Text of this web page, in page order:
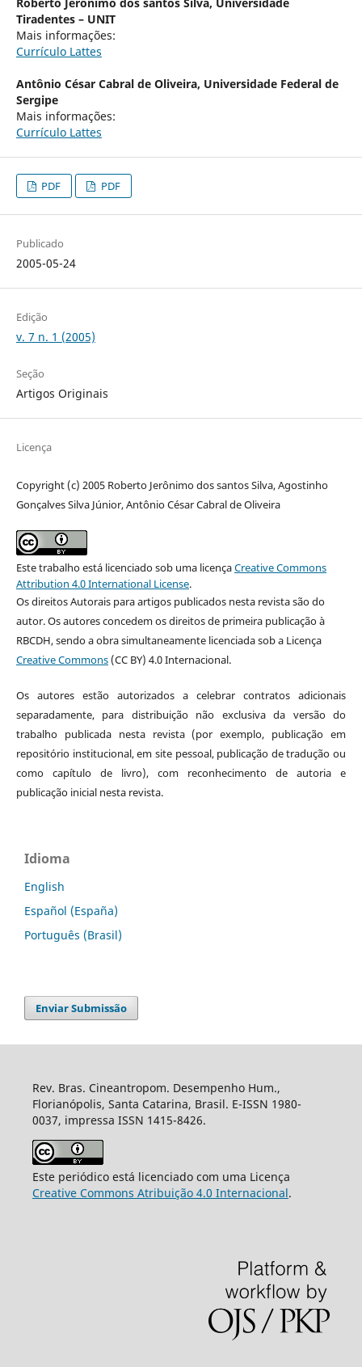
Tiradentes – UNIT
Mais informações:
Currículo Lattes
Antônio César Cabral de Oliveira, Universidade Federal de
Sergipe
Mais informações:
Currículo Lattes
PDF PDF
Publicado
2005-05-24
Edição
v. 7 n. 1 (2005)
Seção
Artigos Originais
Licença
Copyright (c) 2005 Roberto Jerônimo dos santos Silva, Agostinho
Gonçalves Silva Júnior, Antônio César Cabral de Oliveira
Este trabalho está licenciado sob uma licençaCreative Commons
Attribution 4.0 International License.
Os direitos Autorais para artigos publicados nesta revista são do
autor. Os autores concedem os direitos de primeira publicação à
RBCDH, sendo a obra simultaneamente licenciada sob a Licença
Creative Commons(CC BY) 4.0 Internacional.
Os autores estão autorizados a celebrar contratos adicionais
separadamente, para distribuição não exclusiva da versão do
trabalho publicada nesta revista (por exemplo, publicação em
repositório institucional, em site pessoal, publicação de tradução ou
como capítulo de livro), com reconhecimento de autoria e
publicação inicial nesta revista.
Idioma
English
Español (España)
Português (Brasil)
Enviar Submissão
Rev. Bras. Cineantropom. Desempenho Hum.,
Florianópolis, Santa Catarina, Brasil. E-ISSN 1980-
0037, impressa ISSN 1415-8426.
Este periódico está licenciado com uma Licença
Creative Commons Atribuição 4.0 Internacional.